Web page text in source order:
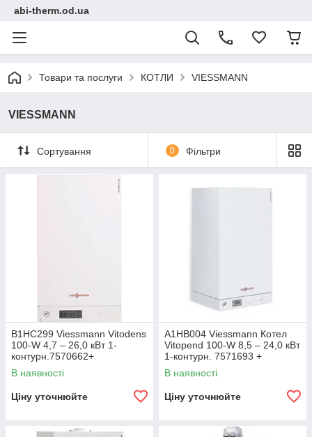
abi-therm.od.ua
Товари та послуги КОТЛИ VIESSMANN
VIESSMANN
Сортування 0 Фільтри
B1HC299 Viessmann Vitodens
100-W 4,7 – 26,0 кВт 1-
контурн.7570662+
7373233+7373226+7748367
В наявності
Ціну уточнюйте
A1HB004 Viessmann Котел
Vitopend 100-W 8,5 – 24,0 кВт
1-контурн. 7571693 +
71.MT7.00.02
В наявності
Ціну уточнюйте